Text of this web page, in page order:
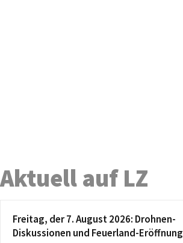
Aktuell auf LZ
Freitag, der 7. August 2026: Drohnen-
Diskussionen und Feuerland-Eröffnung